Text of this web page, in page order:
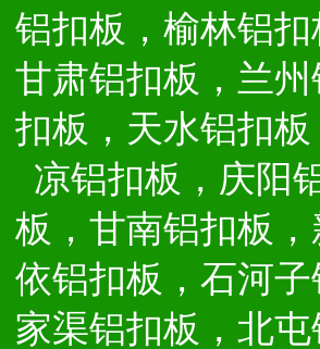
铝扣板，榆林铝
甘肃铝扣板，兰
扣板，天水铝扣
凉铝扣板，庆阳
板，甘南铝扣板
依铝扣板，石河
家渠铝扣板，北